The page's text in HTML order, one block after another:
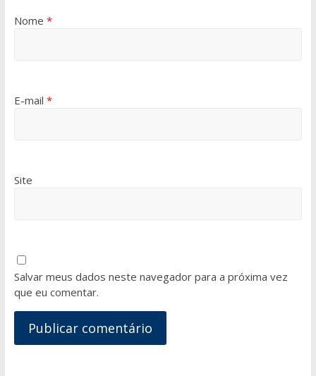
Nome *
E-mail *
Site
Salvar meus dados neste navegador para a próxima vez
que eu comentar.